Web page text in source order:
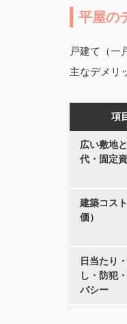
平屋の
戸建て（一
主なデメリ
項
広い敷地
代・固定
建築コス
価）
日当たり
し・防犯
バシー